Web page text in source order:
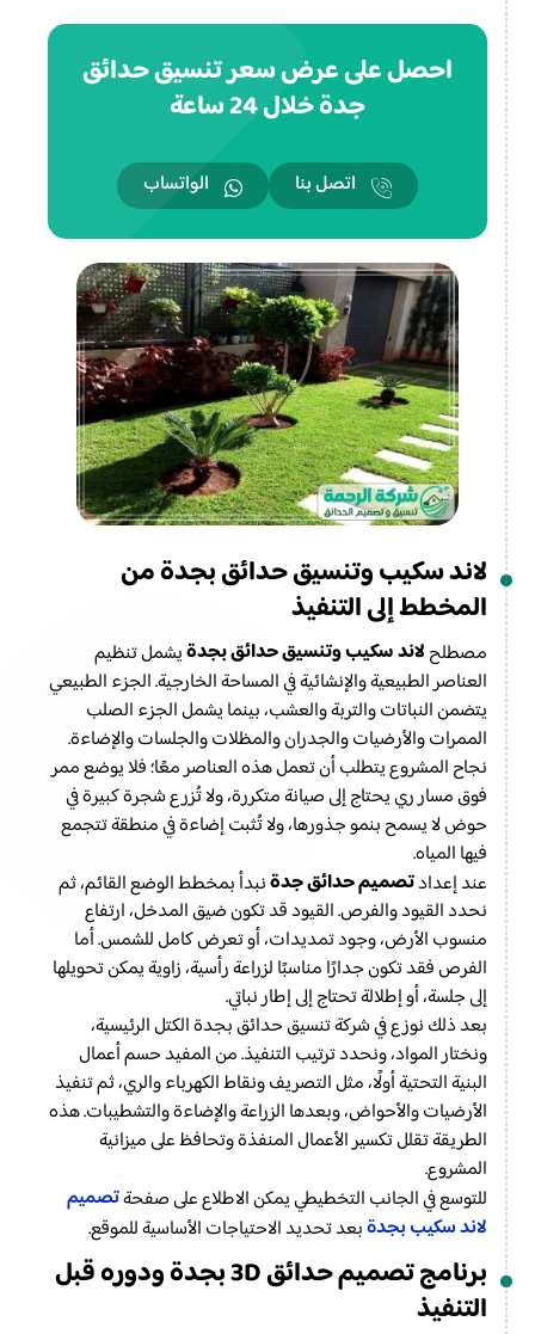
احصل على عرض سعر تنسيق حدائق
جدة خلال 24 ساعة
اتصل بنا الواتساب
لاند سكيب وتنسيق حدائق بجدة من
المخطط إلى التنفيذ
مصطلحلاند سكيب وتنسيق حدائق بجدةيشمل تنظيم
العناصر الطبيعية والإنشائية في المساحة الخارجية. الجزء الطبيعي
يتضمن النباتات والتربة والعشب، بينما يشمل الجزء الصلب
الممرات والأرضيات والجدران والمظلات والجلسات والإضاءة.
نجاح المشروع يتطلب أن تعمل هذه العناصر معًا؛ فلا يوضع ممر
فوق مسار ري يحتاج إلى صيانة متكررة، ولا تُزرع شجرة كبيرة في
حوض لا يسمح بنمو جذورها، ولا تُثبت إضاءة في منطقة تتجمع
فيها المياه.
عند إعدادتصميم حدائق جدةنبدأ بمخطط الوضع القائم، ثم
نحدد القيود والفرص. القيود قد تكون ضيق المدخل، ارتفاع
منسوب الأرض، وجود تمديدات، أو تعرض كامل للشمس. أما
الفرص فقد تكون جدارًا مناسبًا لزراعة رأسية، زاوية يمكن تحويلها
إلى جلسة، أو إطلالة تحتاج إلى إطار نباتي.
بعد ذلك نوزع في شركة تنسيق حدائق بجدة الكتل الرئيسية،
ونختار المواد، ونحدد ترتيب التنفيذ. من المفيد حسم أعمال
البنية التحتية أولًا، مثل التصريف ونقاط الكهرباء والري، ثم تنفيذ
الأرضيات والأحواض، وبعدها الزراعة والإضاءة والتشطيبات. هذه
الطريقة تقلل تكسير الأعمال المنفذة وتحافظ على ميزانية
المشروع.
للتوسع في الجانب التخطيطي يمكن الاطلاع على صفحةتصميم
لاند سكيب بجدةبعد تحديد الاحتياجات الأساسية للموقع.
برنامج تصميم حدائق 3D بجدة ودوره قبل
التنفيذ